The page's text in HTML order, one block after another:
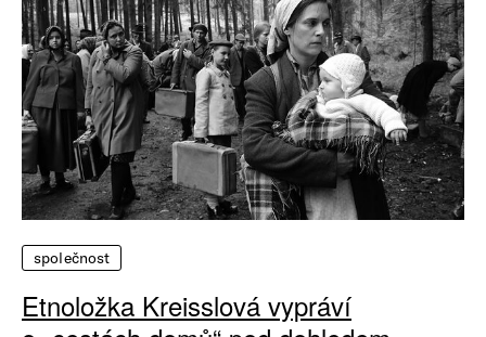
společnost
Etnoložka Kreisslová vypráví